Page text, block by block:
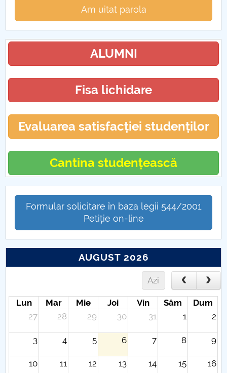
Am uitat parola
ALUMNI
Fisa lichidare
Evaluarea satisfacției studenților
Cantina studențească
Formular solicitare în baza legii 544/2001
Petiție on-line
AUGUST 2026
Azi
Lun Mar Mie Joi Vin Sâm
Dum
27
28 29 30 31 1 2
3 4 5 6 7 8 9
10 11 12 13 14 15 16